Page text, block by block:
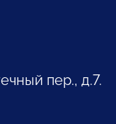
пер., д.7.